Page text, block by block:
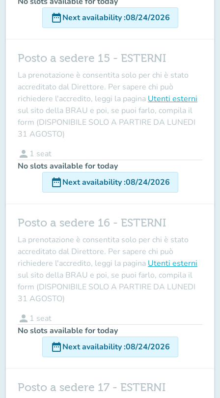
date_rangeNext availability:08/24/2026
Posto a sedere 15 - ESTERNI
La prenotazione è consentita solo per chi è stato
accreditato dal Direttore. Per sapere chi può
richiedere l'accredito, leggi la pagina Utenti esterni
sul sito della BRAU e poi, se puoi farlo, compila il
form (DISPONIBILE SOLO A PARTIRE DA LUNEDI
31 AGOSTO)
person 1 seat
No slots available for today
date_rangeNext availability:08/24/2026
Posto a sedere 16 - ESTERNI
La prenotazione è consentita solo per chi è stato
accreditato dal Direttore. Per sapere chi può
richiedere l'accredito, leggi la pagina Utenti esterni
sul sito della BRAU e poi, se puoi farlo, compila il
form (DISPONIBILE SOLO A PARTIRE DA LUNEDI
31 AGOSTO)
person 1 seat
No slots available for today
date_rangeNext availability:08/24/2026
Posto a sedere 17 - ESTERNI